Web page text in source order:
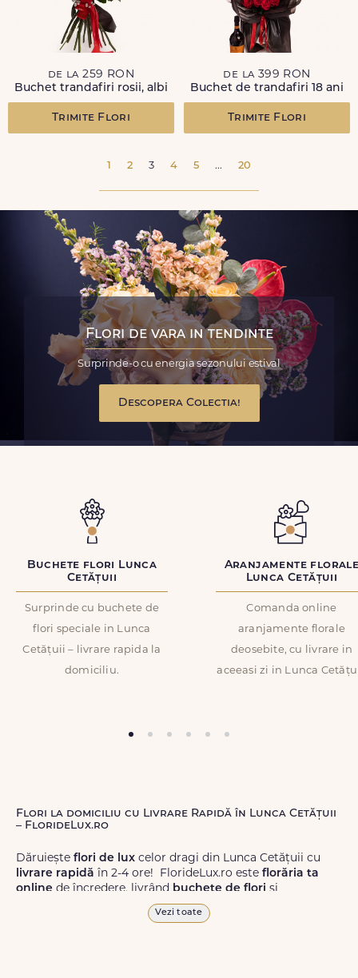
de la 259 RON
Buchet trandafiri rosii, albi
Trimite Flori
de la 399 RON
Buchet de trandafiri 18 ani
Trimite Flori
1 2 3 4 5 ... 20
Flori de vara in tendinte
Surprinde-o cu energia sezonului estival
Descopera Colectia!
Buchete flori Lunca
Cetățuii
Surprinde cu buchete de
flori speciale in Lunca
Cetățuii – livrare rapida la
domiciliu.
Aranjamente
Lunca Cetățuii
Comanda online
aranjamente florale
deosebite, cu livrare in
aceeasi zi in Lunca
Flori la domiciliu cu Livrare Rapidă în Lunca Cetățuii
– FlorideLux.ro
Dăruiește flori de lux celor dragi din Lunca Cetățuii cu
livrare rapidă în 2-4 ore! FlorideLux.ro este florăria ta
online de încredere, livrând buchete de flori și
de calitate superioară în Lunca
Cetățuii și în toată România.
Vezi toate